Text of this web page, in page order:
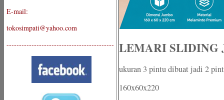
E-mail:
tokosimpati@yahoo.com
------------------------------------------- LEMARI SLIDING
ukuran 3 pintu dibuat jadi 2
160x60x220